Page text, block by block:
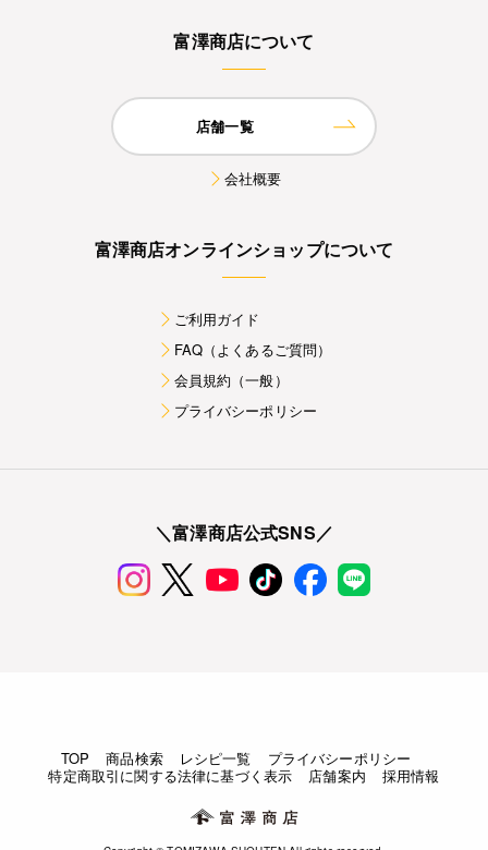
富澤商店について
店舗一覧
会社概要
富澤商店オンラインショップについて
ご利用ガイド
FAQ（よくあるご質問）
会員規約（一般）
プライバシーポリシー
＼富澤商店公式SNS／
TOP 商品検索 レシピ一覧
プライバシーポリシー
特定商取引に関する法律に基づく表示
店舗案内 採用情報